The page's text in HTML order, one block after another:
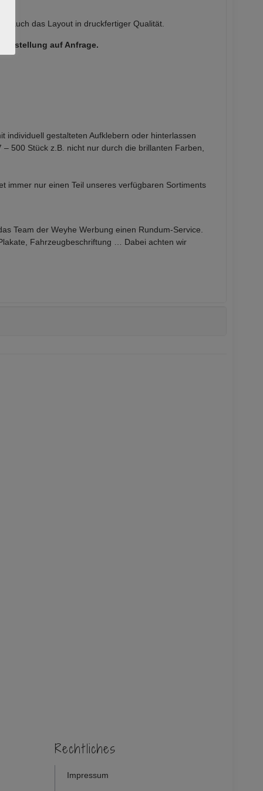
auch das Layout in druckfertiger Qualität.
auf Anfrage.
individuell gestalteten Aufklebern oder hinterlassen
500 Stück z.B. nicht nur durch die brillanten Farben,
immer nur einen Teil unseres verfügbaren Sortiments
Team der Weyhe Werbung einen Rundum-Service.
Fahrzeugbeschriftung … Dabei achten wir
Rechtliches
Impressum